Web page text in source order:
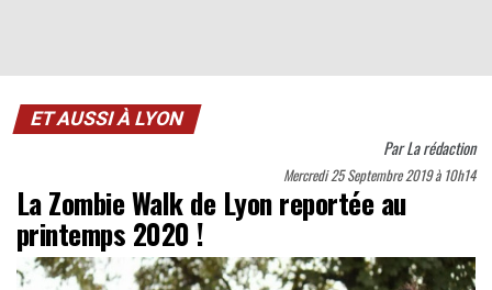
ET AUSSI À LYON
ParLa rédaction
Mercredi 25 Septembre 2019 à 10h14
La Zombie Walk de Lyon reportée au
printemps 2020 !